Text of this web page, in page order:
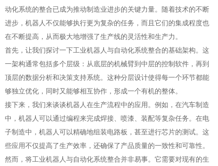
动化系统的整合已成为推动制造业进步的关键力量。随着技术的不断
进步，机器人不仅能够执行更为复杂的任务，而且它们的集成程度也
在不断提高，从而极大地增强了生产线的灵活性和生产力。
首先，让我们探讨一下工业机器人与自动化系统整合的基础架构。这
一架构通常包括多个层级：从底层的机械臂到中层的控制软件，再到
顶层的数据分析和决策支持系统。这种分层设计使得每一个环节都能
够独立优化，同时又能够相互协作，形成一个有机的整体。
接下来，我们来谈谈机器人在生产流程中的应用。例如，在汽车制造
中，机器人可以通过编程来完成焊接、喷漆、装配等复杂任务。在电
子制造中，机器人可以精确地组装电路板，甚至进行芯片的测试。这
些应用不仅提高了生产效率，还确保了产品质量的一致性和可靠性。
然而，将工业机器人与自动化系统整合并非易事。它需要对现有的生